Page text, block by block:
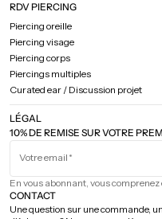
10% DE REMISE SUR VOTRE
Votre email
En vous abonnant, vous
RDV PIERCING
Piercing oreille
Piercing visage
Piercing corps
Piercings multiples
Curated ear / Discussion projet
LÉGAL
CONTACT
Une question sur une commande,